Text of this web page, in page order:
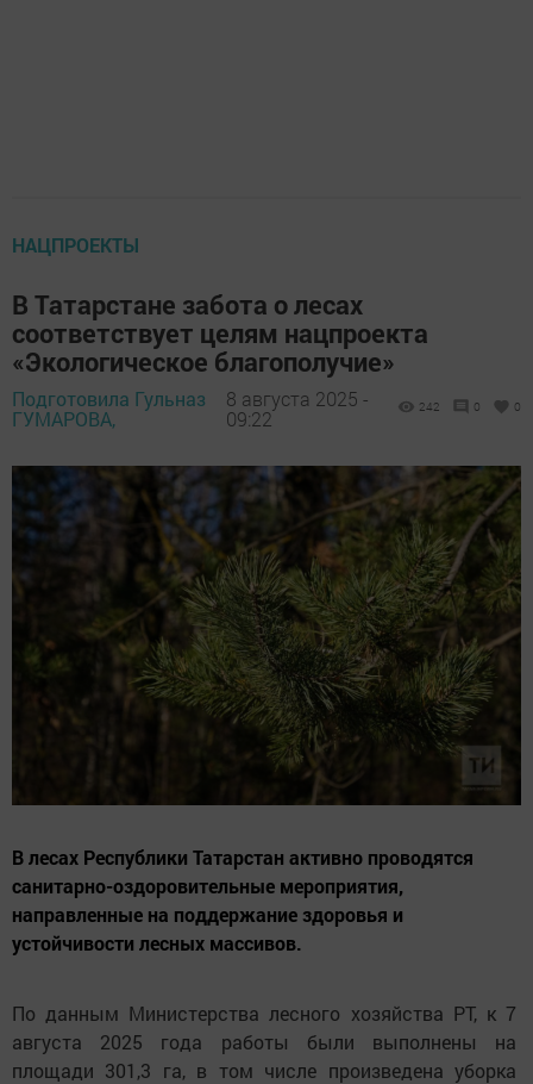
НАЦПРОЕКТЫ
В Татарстане забота о лесах
соответствует целям нацпроекта
«Экологическое благополучие»
Подготовила Гульназ
ГУМАРОВА,
8 августа 2025 -
09:22
242 0 0
В лесах Республики Татарстан активно проводятся
санитарно-оздоровительные мероприятия,
направленные на поддержание здоровья и
устойчивости лесных массивов.
По данным Министерства лесного хозяйства РТ, к 7
августа 2025 года работы были выполнены на
площади 301,3 га, в том числе произведена уборка